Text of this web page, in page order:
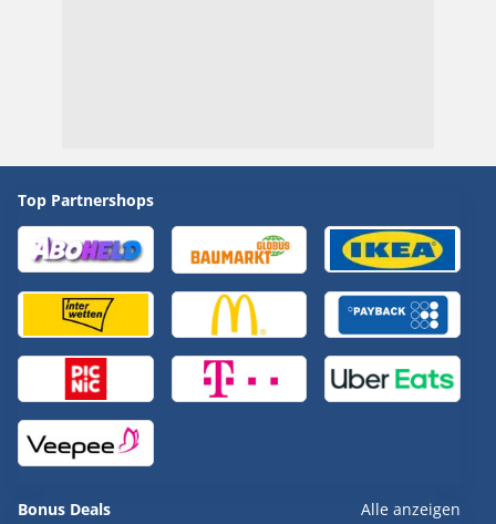
Top Partnershops
Bonus Deals Alle anzeigen